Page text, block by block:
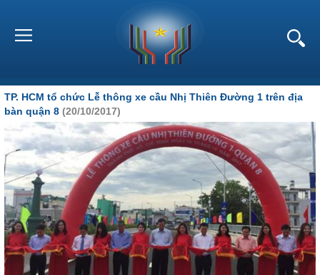
TP. HCM tổ chức Lễ thông xe cầu Nhị Thiên Đường 1 trên địa
bàn quận 8 (20/10/2017)